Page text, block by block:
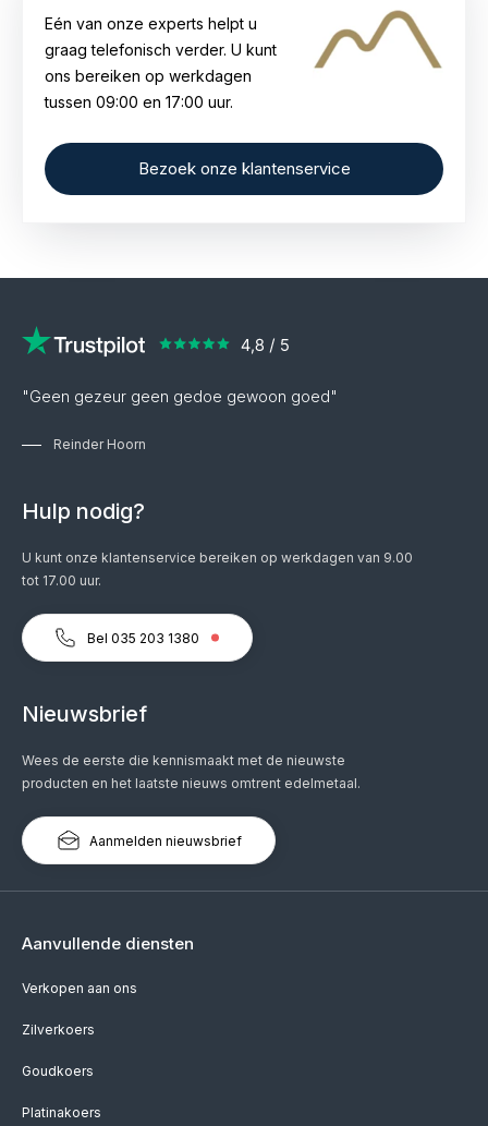
ontstaat doordat de productiepremie bij
circulated munten al eerder is voldaan,
waardoor ze aantrekkelijker geprijsd zijn dan
nieuwe munten.
Eén van onze experts helpt u
graag telefonisch verder. U kunt
ons bereiken op werkdagen
tussen 09:00 en 17:00 uur.
Bezoek onze klantenservice
"Geen gezeur geen gedoe gewoon goed"
Reinder Hoorn
Hulp nodig?
U kunt onze klantenservice bereiken op werkdagen van 9.00
tot 17.00 uur.
Bel 035 203 1380
Nieuwsbrief
Wees de eerste die kennismaakt met de nieuwste
producten en het laatste nieuws omtrent edelmetaal.
Aanmelden nieuwsbrief
Aanvullende diensten
Verkopen aan ons
Zilverkoers
Goudkoers
Platinakoers